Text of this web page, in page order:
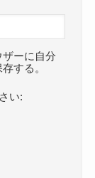
ーに自分
する。
い: